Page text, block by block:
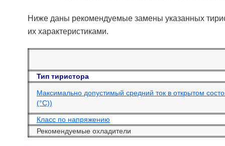
Ниже даны рекомендуемые замены указанных
их характеристиками.
Тип тиристора
Максимально допустимый средний ток в открытом
(°С))
Класс по напряжению
Рекомендуемые охладители